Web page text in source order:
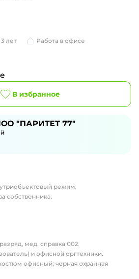
3 лет
Работа в офисе
В избранное
"ПАРИТЕТ 77"
режим.
собственника.
мед. справка 002.
и офисной оргтехники.
офисный; черная охранная